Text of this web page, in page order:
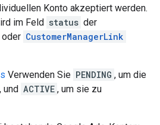
Konto akzeptiert werden.
im Feld status der
oder CustomerManagerLink
Verwenden Sie PENDING , um die
und ACTIVE , um sie zu